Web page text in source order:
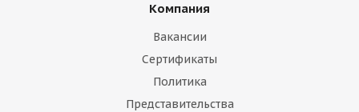
Компания
Вакансии
Сертификаты
Политика
Представительства